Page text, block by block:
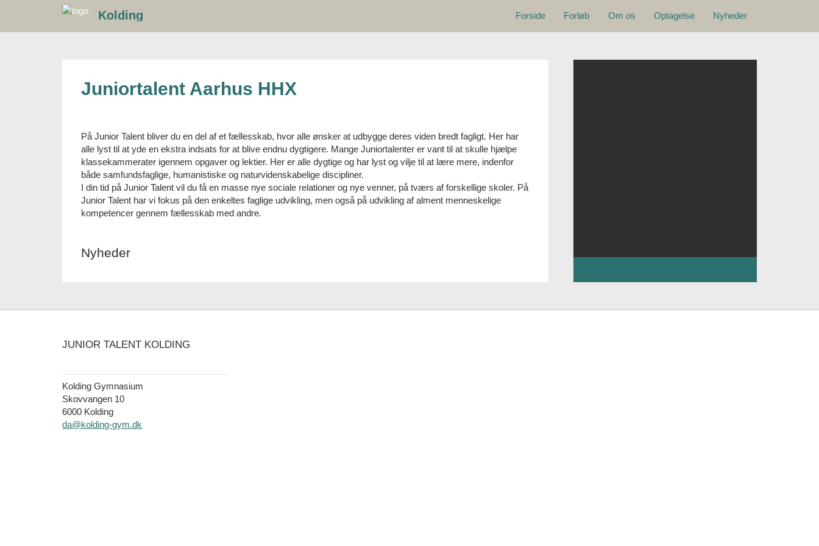
indhold
Kolding
Forside
Forløb Om os Optagelse Nyheder
Juniortalent Aarhus HHX
På Junior Talent bliver du en del af et fællesskab, hvor alle ønsker at udbygge deres viden bredt fagligt. Her har
alle lyst til at yde en ekstra indsats for at blive endnu dygtigere. Mange Juniortalenter er vant til at skulle hjælpe
klassekammerater igennem opgaver og lektier. Her er alle dygtige og har lyst og vilje til at lære mere, indenfor
både samfundsfaglige, humanistiske og naturvidenskabelige discipliner.
I din tid på Junior Talent vil du få en masse nye sociale relationer og nye venner, på tværs af forskellige skoler. På
Junior Talent har vi fokus på den enkeltes faglige udvikling, men også på udvikling af alment menneskelige
kompetencer gennem fællesskab med andre.
Nyheder
JUNIOR TALENT KOLDING
Kolding Gymnasium
Skovvangen 10
6000 Kolding
da@kolding-gym.dk